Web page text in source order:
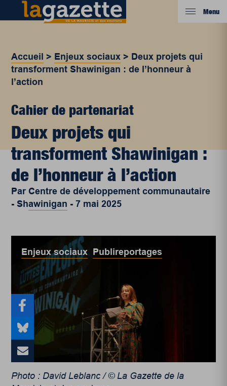
Menu
Accueil > Enjeux sociaux > Deux projets qui
transforment Shawinigan : de l’honneur à
l’action
Cahier de partenariat
Deux projets qui
transforment Shawinigan :
de l’honneur à l’action
Par Centre de développement communautaire
- Shawinigan -7 mai 2025
Enjeux sociaux, Publireportages
Photo : David Leblanc / © La Gazette de la